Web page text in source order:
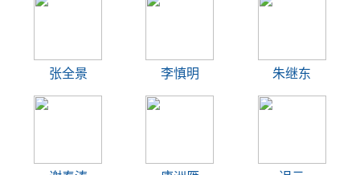
张全景 李慎明 朱继东